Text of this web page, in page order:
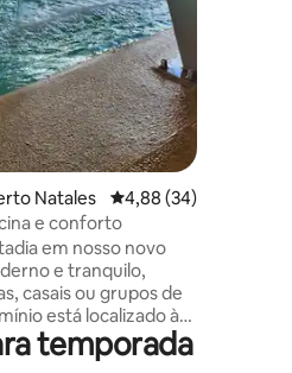
Natales 4,88 de uma
4,88 (34)
e conforto
em nosso novo
e tranquilo,
casais ou grupos de
Natales, área
a 15 minutos a pé de
temporada